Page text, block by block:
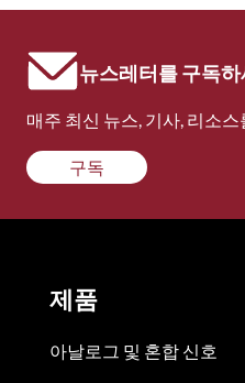
뉴스레터를 구독
매주 최신 뉴스, 기사, 리소
구독
제품
아날로그 및 혼합 신호